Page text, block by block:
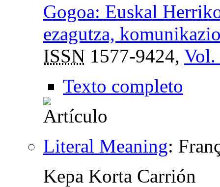
Gogoa: Euskal
ezagutza,
ISSN 1577-9424, Vol.
Texto completo
Literal Meaning:
Kepa Korta Carrión